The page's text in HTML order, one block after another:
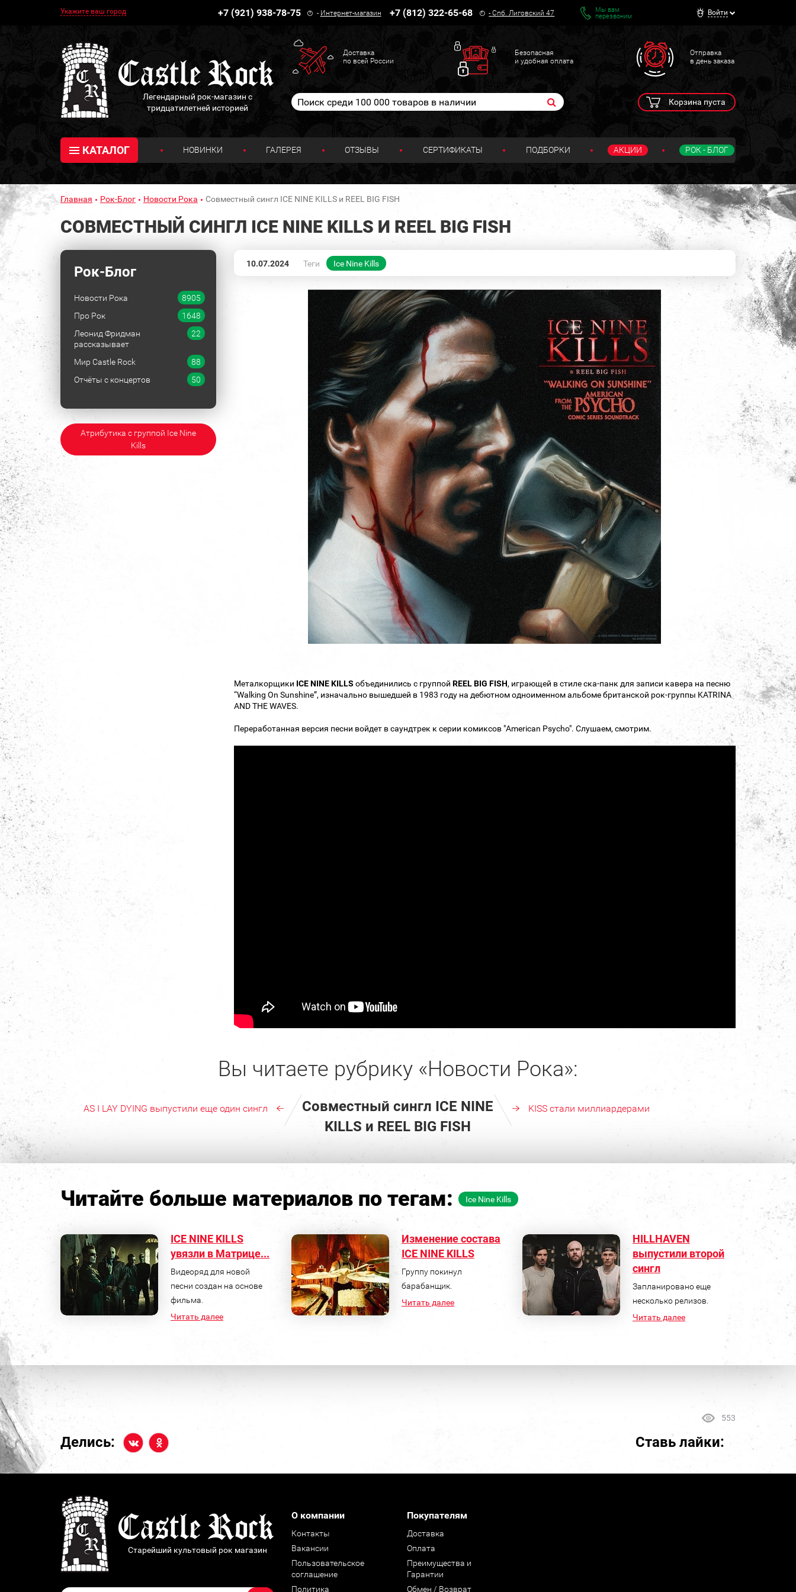
Укажите ваш город +7 (921) 938-78-75 - Интернет-магазин +7 (812) 322-65-68 -Спб. Лиговский 47
Мы вам
перезвоним
Войти
Легендарный рок-магазин с
тридцатилетней историей
Доставка
по всей России
Безопасная
и удобная оплата
Отправка
в день заказа
Корзина пуста
КАТАЛОГ НОВИНКИ ГАЛЕРЕЯ ОТЗЫВЫ СЕРТИФИКАТЫ ПОДБОРКИ АКЦИИ РОК - БЛОГ
Главная Рок-Блог Новости Рока Совместный сингл ICE NINE KILLS и REEL BIG FISH
СОВМЕСТНЫЙ СИНГЛ ICE NINE KILLS И REEL BIG FISH
Рок-Блог
Новости Рока
8905
Про Рок
1648
Леонид Фридман
рассказывает
22
Мир Castle Rock
88
Отчёты с концертов
50
Атрибутика с группой Ice Nine
Kills
10.07.2024 Теги Ice Nine Kills
Металкорщики ICE NINE KILLS объединились с группой REEL BIG FISH, играющей в стиле ска-панк для записи кавера на песню
“Walking On Sunshine”, изначально вышедшей в 1983 году на дебютном одноименном альбоме британской рок-группы KATRINA
AND THE WAVES.
Переработанная версия песни войдет в саундтрек к серии комиксов "American Psycho". Слушаем, смотрим.
Вы читаете рубрику «Новости Рока»:
AS I LAY DYING выпустили еще один сингл
Совместный сингл ICE NINE
KILLS и REEL BIG FISH
KISS стали миллиардерами
Читайте больше материалов по тегам: Ice Nine Kills
ICE NINE KILLS
увязли в Матрице...
Видеоряд для новой
песни создан на основе
фильма.
Читать далее
Изменение состава
ICE NINE KILLS
Группу покинул
барабанщик.
Читать далее
HILLHAVEN
выпустили второй
сингл
Запланировано еще
несколько релизов.
Читать далее
553
Делись: Ставь лайки:
Старейший культовый рок магазин
О компании
Контакты
Вакансии
Пользовательское
соглашение
Политика
Покупателям
Доставка
Оплата
Преимущества и
Гарантии
Обмен / Возврат